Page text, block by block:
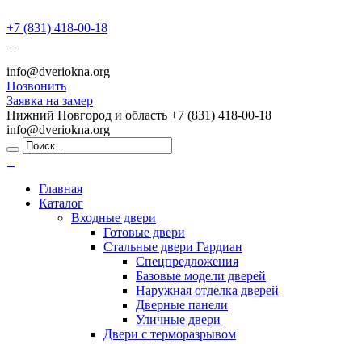
+7 (831) 418-00-18
info@dveriokna.org
Позвонить
Заявка на замер
Нижний Новгород и область +7 (831) 418-00-18
info@dveriokna.org
Главная
Каталог
Входные двери
Готовые двери
Стальные двери Гардиан
Спецпредложения
Базовые модели дверей
Наружная отделка дверей
Дверные панели
Уличные двери
Двери с терморазрывом